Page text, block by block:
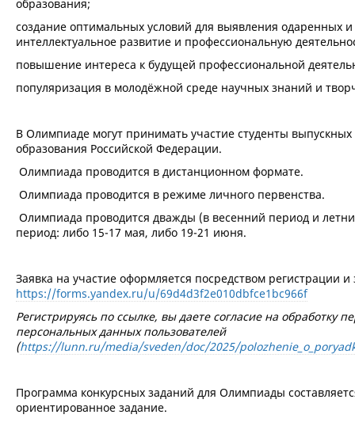
образования;
создание оптимальных условий для выявления одаренных
интеллектуальное развитие и профессиональную
повышение интереса к будущей профессиональной
популяризация в молодёжной среде научных знаний и
В Олимпиаде могут принимать участие студенты
образования Российской Федерации.
Олимпиада проводится в дистанционном формате.
Олимпиада проводится в режиме личного первенства.
Олимпиада проводится дважды (в весенний период и
период: либо 15-17 мая, либо 19-21 июня.
Заявка на участие оформляется посредством
https://forms.yandex.ru/u/69d4d3f2e010dbfce1bc966f
Регистрируясь по ссылке, вы даете согласие на
персональных данных пользователей
(https://lunn.ru/media/sveden/doc/2025/
Программа конкурсных заданий для Олимпиады
ориентированное задание.